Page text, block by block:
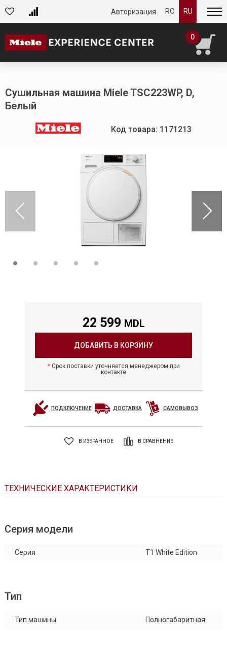
Авторизация RO RU
0
Сушильная машина Miele TSC223WP, D,
Белый
Код товара: 1171213
22 599 MDL
ДОБАВИТЬ В КОРЗИНУ
Срок поставки уточняется менеджером при
контакте
ПОДКЛЮЧЕНИЕ ДОСТАВКА САМОВЫВОЗ
В ИЗБРАННОЕ В СРАВНЕНИЕ
ТЕХНИЧЕСКИЕ ХАРАКТЕРИСТИКИ
Серия модели
Серия T1 White Edition
Тип
Тип машины Полногабаритная